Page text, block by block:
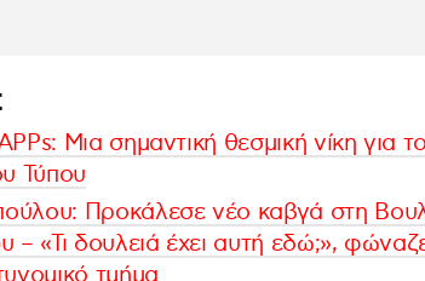
Μια σημαντική θεσμική νίκη για
Τύπου
Προκάλεσε νέο καβγά στη
– «Τι δουλειά έχει αυτή εδώ;»,